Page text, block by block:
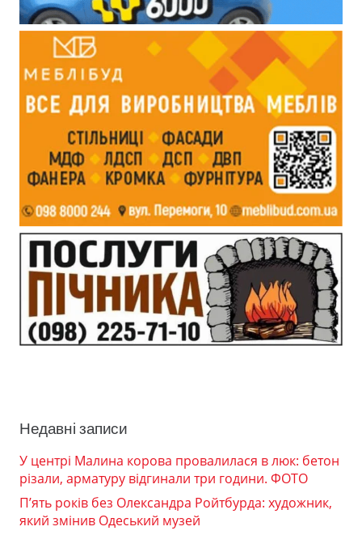
Недавні записи
У центрі Малина корова провалилася в люк: бетон
різали, арматуру відгинали три години. ФОТО
П’ять років без Олександра Ройтбурда: художник,
який змінив Одеський музей